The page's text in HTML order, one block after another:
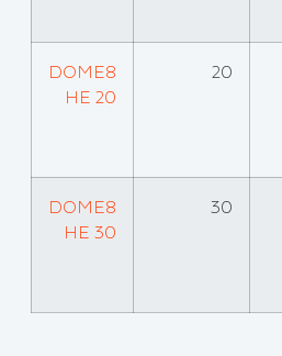
DOME8
HE 20
20
DOME8
HE 30
30